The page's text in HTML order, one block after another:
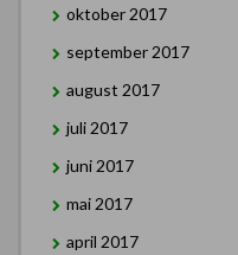
oktober 2017
september 2017
august 2017
juli 2017
juni 2017
mai 2017
april 2017